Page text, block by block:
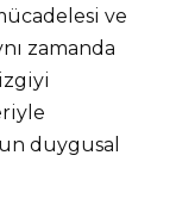
ve
zamanda
duygusal